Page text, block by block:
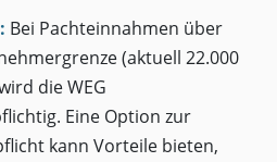
Bei Pachteinnahmen über
(aktuell 22.000
die WEG
Eine Option zur
kann Vorteile bieten,